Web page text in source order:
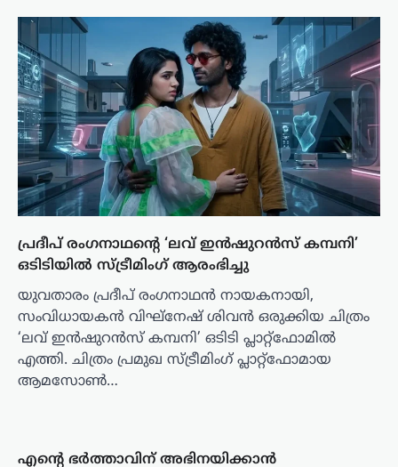
പ്രദീപ് രംഗനാഥന്റെ ‘ലവ് ഇൻഷുറൻസ് കമ്പനി’
ഒടിടിയിൽ സ്ട്രീമിംഗ് ആരംഭിച്ചു
യുവതാരം പ്രദീപ് രംഗനാഥൻ നായകനായി,
സംവിധായകൻ വിഘ്നേഷ് ശിവൻ ഒരുക്കിയ ചിത്രം
‘ലവ് ഇൻഷുറൻസ് കമ്പനി’ ഒടിടി പ്ലാറ്റ്‌ഫോമിൽ
എത്തി. ചിത്രം പ്രമുഖ സ്ട്രീമിംഗ് പ്ലാറ്റ്‌ഫോമായ
ആമസോൺ…
എന്റെ ഭർത്താവിന് അഭിനയിക്കാൻ